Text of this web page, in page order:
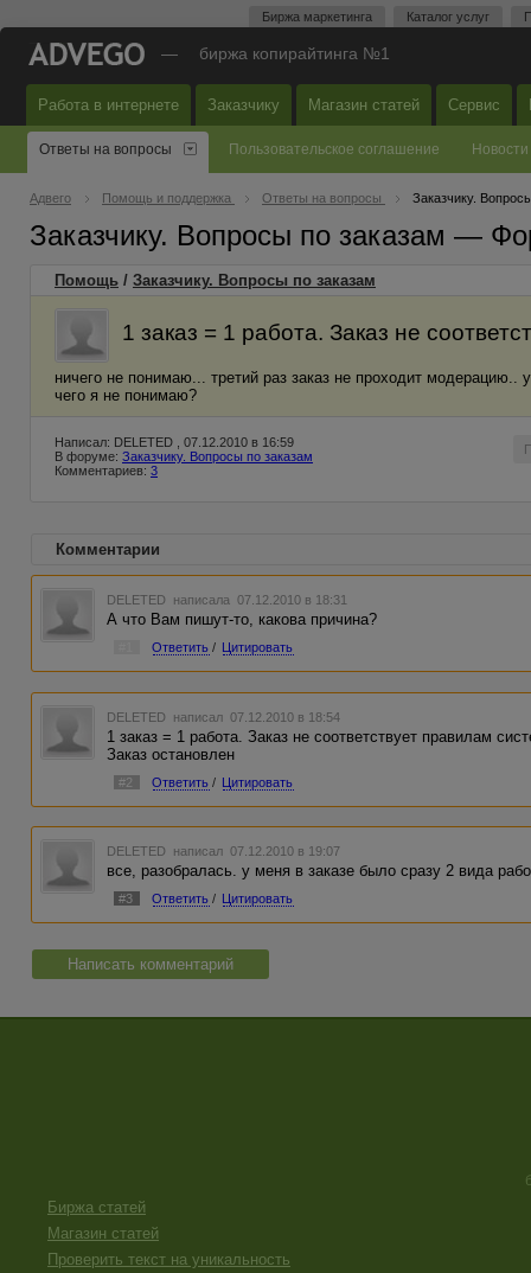
Биржа маркетинга Каталог услуг
— биржа копирайтинга №1
Работа в интернете Заказчику Магазин статей Сервис
Ответы на вопросы Пользовательское соглашение Новости
Адвего Помощь и поддержка Ответы на вопросы Заказчику.
Заказчику. Вопросы по заказам —
Помощь / Заказчику. Вопросы по заказам
1 заказ = 1 работа. Заказ не
ничего не понимаю... третий раз заказ не проходит
чего я не понимаю?
Написал: DELETED , 07.12.2010 в 16:59
В форуме: Заказчику. Вопросы по заказам
Комментариев: 3
Комментарии
DELETED написала 07.12.2010 в 18:31
А что Вам пишут-то, какова причина?
Ответить / Цитировать
DELETED написал 07.12.2010 в 18:54
1 заказ = 1 работа. Заказ не соответствует правилам
Заказ остановлен
#2 Ответить / Цитировать
DELETED написал 07.12.2010 в 19:07
все, разобралась. у меня в заказе было сразу 2 вида
#3 Ответить / Цитировать
Написать комментарий
Биржа статей
Магазин статей
Проверить текст на уникальность